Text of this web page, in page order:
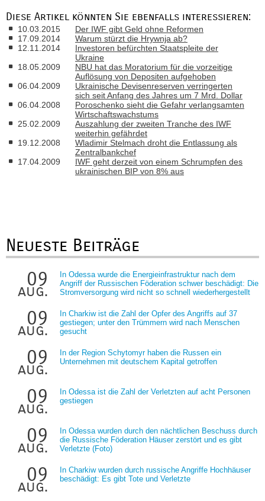
Diese Artikel könnten Sie ebenfalls interessieren:
10.03.2015
Der IWF gibt Geld ohne Reformen
17.09.2014
Warum stürzt die Hrywnja ab?
12.11.2014
Investoren befürchten Staatspleite der
Ukraine
18.05.2009
NBU hat das Moratorium für die vorzeitige
Auflösung von Depositen aufgehoben
06.04.2009
Ukrainische Devisenreserven verringerten
sich seit Anfang des Jahres um 7 Mrd. Dollar
06.04.2008
Poroschenko sieht die Gefahr verlangsamten
Wirtschaftswachstums
25.02.2009
Auszahlung der zweiten Tranche des IWF
weiterhin gefährdet
19.12.2008
Wladimir Stelmach droht die Entlassung als
Zentralbankchef
17.04.2009
IWF geht derzeit von einem Schrumpfen des
ukrainischen BIP von 8% aus
Neueste Beiträge
09
aug.
In Odessa wurde die Energieinfrastruktur nach dem
Angriff der Russischen Föderation schwer beschädigt: Die
Stromversorgung wird nicht so schnell wiederhergestellt
09
aug.
In Charkiw ist die Zahl der Opfer des Angriffs auf 37
gestiegen; unter den Trümmern wird nach Menschen
gesucht
09
aug.
In der Region Schytomyr haben die Russen ein
Unternehmen mit deutschem Kapital getroffen
09
aug.
In Odessa ist die Zahl der Verletzten auf acht Personen
gestiegen
09
aug.
In Odessa wurden durch den nächtlichen Beschuss durch
die Russische Föderation Häuser zerstört und es gibt
Verletzte (Foto)
09
aug.
In Charkiw wurden durch russische Angriffe Hochhäuser
beschädigt: Es gibt Tote und Verletzte